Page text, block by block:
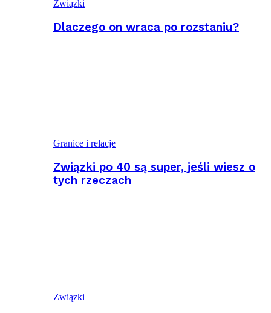
Związki
Dlaczego on wraca po rozstaniu?
Granice i relacje
Związki po 40 są super, jeśli wiesz o
tych rzeczach
Związki